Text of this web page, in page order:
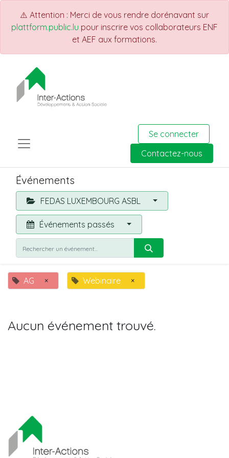
⚠️ Attention : Merci de vous rendre dorénavant sur
plattform.public.lu pour inscrire vos collaborateurs ENF
et AEF aux formations.
Se connecter
Contactez-nous
Événements
FEDAS LUXEMBOURG ASBL
Événements passés
AG × Webinaire ×
Aucun événement trouvé.